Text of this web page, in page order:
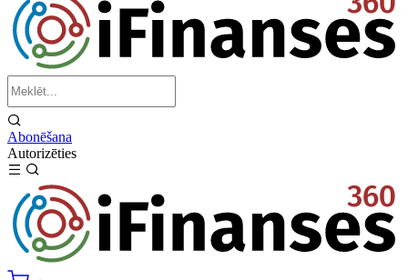
Abonēšana
Autorizēties